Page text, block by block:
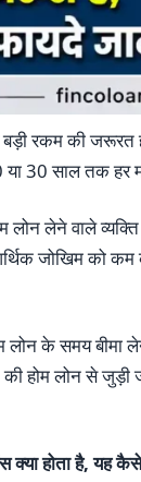
रकम की जरूरत
30 साल तक हर
लेने वाले व्यक्ति
जोखिम को
लोन के समय बीमा
होम लोन से जुड़ी
क्या होता है,